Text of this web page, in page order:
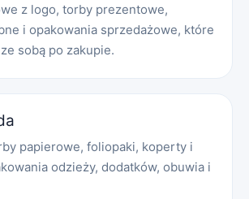
z logo, torby prezentowe,
i opakowania sprzedażowe, które
sobą po zakupie.
papierowe, foliopaki, koperty i
odzieży, dodatków, obuwia i